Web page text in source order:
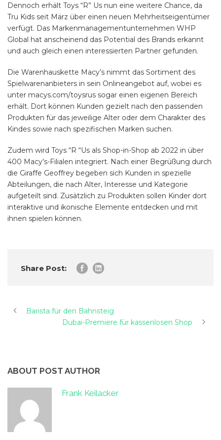
Dennoch erhält Toys “R” Us nun eine weitere Chance, da
Tru Kids seit März über einen neuen Mehrheitseigentümer
verfügt. Das Markenmanagementunternehmen WHP
Global hat anscheinend das Potential des Brands erkannt
und auch gleich einen interessierten Partner gefunden.
Die Warenhauskette Macy’s nimmt das Sortiment des
Spielwarenanbieters in sein Onlineangebot auf, wobei es
unter macys.com/toysrus sogar einen eigenen Bereich
erhält. Dort können Kunden gezielt nach den passenden
Produkten für das jeweilige Alter oder dem Charakter des
Kindes sowie nach spezifischen Marken suchen.
Zudem wird Toys “R “Us als Shop-in-Shop ab 2022 in über
400 Macy’s-Filialen integriert. Nach einer Begrüßung durch
die Giraffe Geoffrey begeben sich Kunden in spezielle
Abteilungen, die nach Alter, Interesse und Kategorie
aufgeteilt sind. Zusätzlich zu Produkten sollen Kinder dort
interaktive und ikonische Elemente entdecken und mit
ihnen spielen können.
Share Post:
Barista für den Bahnsteig
Dubai-Premiere für kassenlosen Shop
ABOUT POST AUTHOR
Frank Keilacker